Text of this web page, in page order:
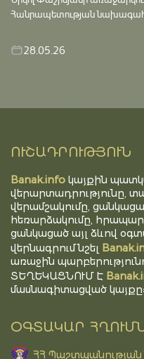
Հանրապետության նախագահ
28.05.26
ՈՒՇԱԴՐՈՒԹՅՈՒՆ
Banak.info կայքին
վերարտադրությունը,
վերամշակումը,
հեռարձակումը,
ցանկացած այլ ձևով
վերնագրում նշել
առաջին
ՏԵՂԵԿԱՑՆՈՒՄ Է
մասնագիտացված
ՕԳՏԱԿԱՐ
ՀՀ